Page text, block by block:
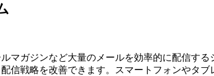
マガジンなど大量のメールを効率的に配信す
信戦略を改善できます。スマートフォンやタ